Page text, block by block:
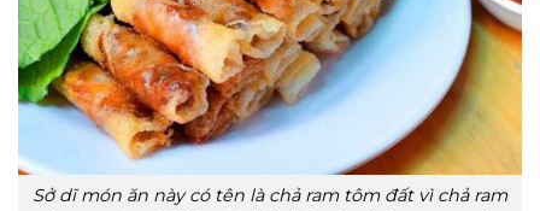
Sở dĩ món ăn này có tên là chả ram tôm đất vì chả ram